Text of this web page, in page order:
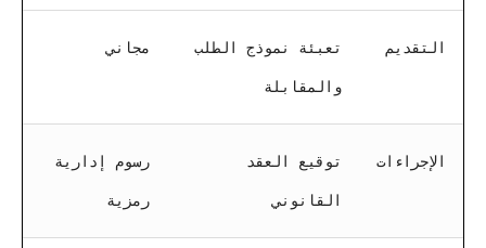
التقديم تعبئة نموذج الطلب
والمقابلة
مجاني
الإجراءات توقيع العقد
القانوني
رسوم إدارية
رمزية